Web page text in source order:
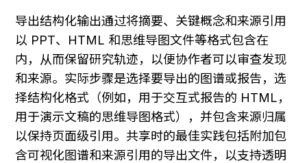
导出结构化输出通过将摘要、关键概念和来源引用
以 PPT、HTML 和思维导图文件等格式包含在
内，从而保留研究轨迹，以便协作者可以审查发现
和来源。实际步骤是选择要导出的图谱或报告，选
择结构化格式（例如，用于交互式报告的 HTML，
用于演示文稿的思维导图格式），并包含来源归属
以保持页面级引用。共享时的最佳实践包括附加包
含可视化图谱和来源引用的导出文件，以支持透明